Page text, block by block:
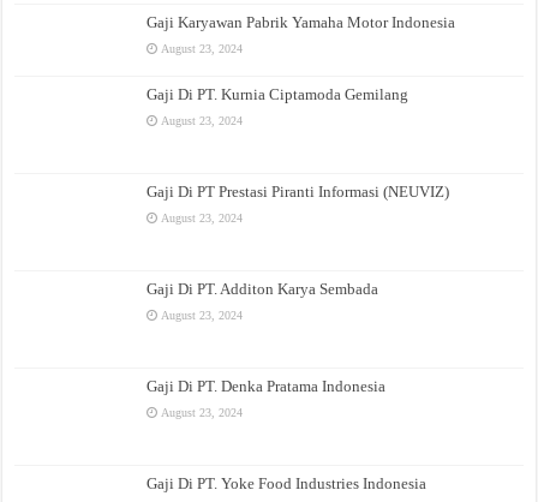
Gaji Karyawan Pabrik Yamaha Motor Indonesia
August 23, 2024
Gaji Di PT. Kurnia Ciptamoda Gemilang
August 23, 2024
Gaji Di PT Prestasi Piranti Informasi (NEUVIZ)
August 23, 2024
Gaji Di PT. Additon Karya Sembada
August 23, 2024
Gaji Di PT. Denka Pratama Indonesia
August 23, 2024
Gaji Di PT. Yoke Food Industries Indonesia